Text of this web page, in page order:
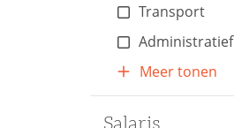
Transport
Administratief
Meer tonen
Salaris